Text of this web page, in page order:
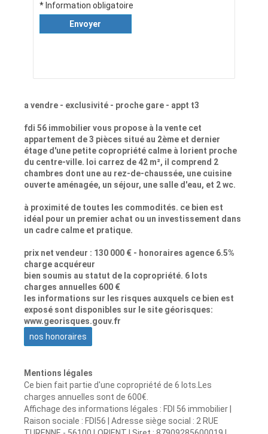
* Information obligatoire
Envoyer
a vendre - exclusivité - proche gare - appt t3
fdi 56 immobilier vous propose à la vente cet
appartement de 3 pièces situé au 2ème et dernier
étage d'une petite copropriété calme à lorient proche
du centre-ville. loi carrez de 42 m², il comprend 2
chambres dont une au rez-de-chaussée, une cuisine
ouverte aménagée, un séjour, une salle d'eau, et 2 wc.
à proximité de toutes les commodités. ce bien est
idéal pour un premier achat ou un investissement dans
un cadre calme et pratique.
prix net vendeur : 130 000 € - honoraires agence 6.5%
charge acquéreur
bien soumis au statut de la copropriété. 6 lots
charges annuelles 600 €
les informations sur les risques auxquels ce bien est
exposé sont disponibles sur le site géorisques:
www.georisques.gouv.fr
nos honoraires
Mentions légales
Ce bien fait partie d'une copropriété de 6 lots.Les
charges annuelles sont de 600€.
Affichage des informations légales : FDI 56 immobilier |
Raison sociale : FDI56 | Adresse siège social : 2 RUE